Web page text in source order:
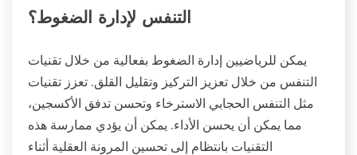
التنفس لإدارة الضغوط؟
يمكن للرياضيين إدارة الضغوط بفعالية من خلال تقنيات
التنفس من خلال تعزيز التركيز وتقليل القلق. تعزز تقنيات
مثل التنفس الحجابي الاسترخاء وتحسن تدفق الأكسجين،
مما يمكن أن يحسن الأداء. يمكن أن يؤدي ممارسة هذه
التقنيات بانتظام إلى تحسين المرونة العقلية أثناء